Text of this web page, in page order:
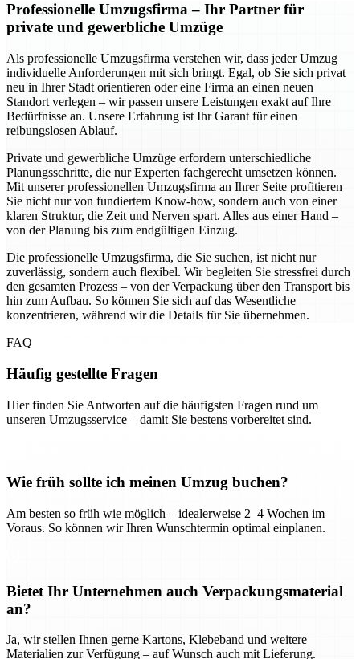
Professionelle Umzugsfirma – Ihr Partner für
private und gewerbliche Umzüge
Als professionelle Umzugsfirma verstehen wir, dass jeder Umzug
individuelle Anforderungen mit sich bringt. Egal, ob Sie sich privat
neu in Ihrer Stadt orientieren oder eine Firma an einen neuen
Standort verlegen – wir passen unsere Leistungen exakt auf Ihre
Bedürfnisse an. Unsere Erfahrung ist Ihr Garant für einen
reibungslosen Ablauf.
Private und gewerbliche Umzüge erfordern unterschiedliche
Planungsschritte, die nur Experten fachgerecht umsetzen können.
Mit unserer professionellen Umzugsfirma an Ihrer Seite profitieren
Sie nicht nur von fundiertem Know-how, sondern auch von einer
klaren Struktur, die Zeit und Nerven spart. Alles aus einer Hand –
von der Planung bis zum endgültigen Einzug.
Die professionelle Umzugsfirma, die Sie suchen, ist nicht nur
zuverlässig, sondern auch flexibel. Wir begleiten Sie stressfrei durch
den gesamten Prozess – von der Verpackung über den Transport bis
hin zum Aufbau. So können Sie sich auf das Wesentliche
konzentrieren, während wir die Details für Sie übernehmen.
FAQ
Häufig gestellte Fragen
Hier finden Sie Antworten auf die häufigsten Fragen rund um
unseren Umzugsservice – damit Sie bestens vorbereitet sind.
Wie früh sollte ich meinen Umzug buchen?
Am besten so früh wie möglich – idealerweise 2–4 Wochen im
Voraus. So können wir Ihren Wunschtermin optimal einplanen.
Bietet Ihr Unternehmen auch Verpackungsmaterial
an?
Ja, wir stellen Ihnen gerne Kartons, Klebeband und weitere
Materialien zur Verfügung – auf Wunsch auch mit Lieferung.